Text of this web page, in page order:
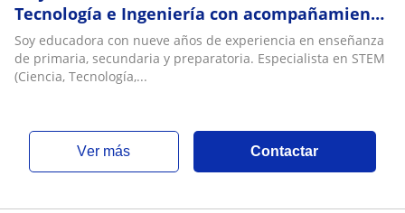
Tecnología e Ingeniería con acompañamiento
personalizado
Soy educadora con nueve años de experiencia en enseñanza
de primaria, secundaria y preparatoria. Especialista en STEM
(Ciencia, Tecnología,...
ver más Contactar